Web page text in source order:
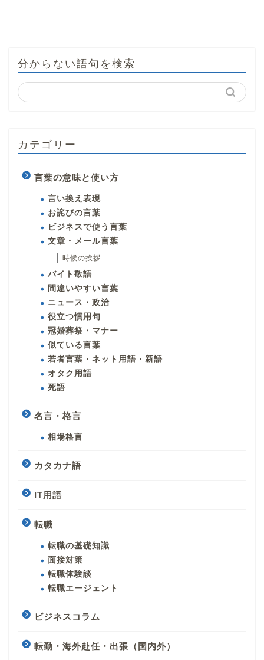
分からない語句を検索
カテゴリー
言葉の意味と使い方
言い換え表現
お詫びの言葉
ビジネスで使う言葉
文章・メール言葉
時候の挨拶
バイト敬語
間違いやすい言葉
ニュース・政治
役立つ慣用句
冠婚葬祭・マナー
似ている言葉
若者言葉・ネット用語・新語
オタク用語
死語
名言・格言
相場格言
カタカナ語
IT用語
転職
転職の基礎知識
面接対策
転職体験談
転職エージェント
ビジネスコラム
転勤・海外赴任・出張（国内外）